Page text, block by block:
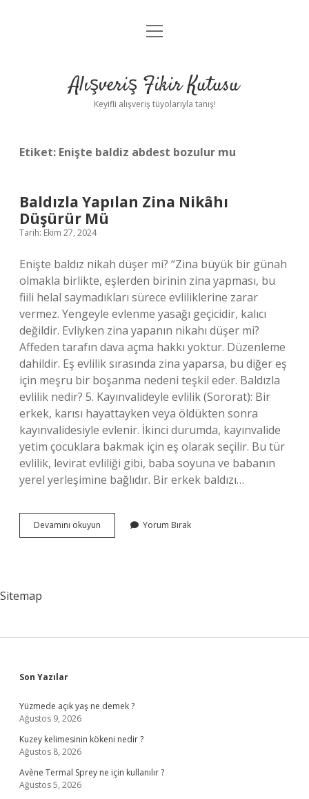
Anasayfa
Yasal Uyarı
menüyü
Alışveriş Fikir Kutusu
Keyifli alışveriş tüyolarıyla tanış!
Etiket: Enişte baldiz abdest bozulur mu
Baldızla Yapılan Zina Nikâhı
Düşürür Mü
Tarih: Ekim 27, 2024
Enişte baldız nikah düşer mi? “Zina büyük bir günah
olmakla birlikte, eşlerden birinin zina yapması, bu
fiili helal saymadıkları sürece evliliklerine zarar
vermez. Yengeyle evlenme yasağı geçicidir, kalıcı
değildir. Evliyken zina yapanın nikahı düşer mi?
Affeden tarafın dava açma hakkı yoktur. Düzenleme
dahildir. Eş evlilik sırasında zina yaparsa, bu diğer eş
için meşru bir boşanma nedeni teşkil eder. Baldızla
evlilik nedir? 5. Kayınvalideyle evlilik (Sororat): Bir
erkek, karısı hayattayken veya öldükten sonra
kayınvalidesiyle evlenir. İkinci durumda, kayınvalide
yetim çocuklara bakmak için eş olarak seçilir. Bu tür
evlilik, levirat evliliği gibi, baba soyuna ve babanın
yerel yerleşimine bağlıdır. Bir erkek baldızı…
Devamını okuyun Baldızla
Yapılan
Yorum Bırak
Sitemap
Sidebar
Son Yazılar
Yüzmede açık yaş ne demek ?
Ağustos 9, 2026
Kuzey kelimesinin kökeni nedir ?
Ağustos 8, 2026
Avène Termal Sprey ne için kullanılır ?
Ağustos 5, 2026